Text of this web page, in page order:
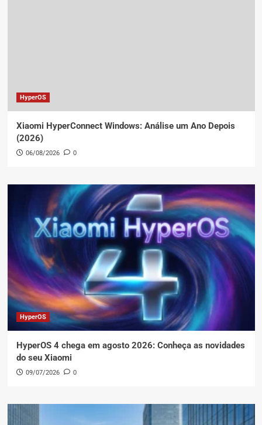
HyperOS
Xiaomi HyperConnect Windows: Análise um Ano Depois
(2026)
06/08/2026 0
HyperOS
HyperOS 4 chega em agosto 2026: Conheça as novidades
do seu Xiaomi
09/07/2026 0